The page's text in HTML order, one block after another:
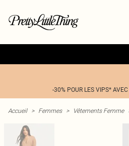
-30% POUR LES VIPS*
Accueil > Femmes > Vêtements Femme